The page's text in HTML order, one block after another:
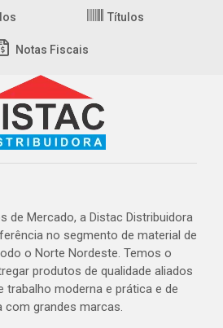
Títulos
Notas Fiscais
de Mercado, a Distac Distribuidora
no segmento de material de
o Norte Nordeste. Temos o
produtos de qualidade aliados
trabalho moderna e prática e de
com grandes marcas.